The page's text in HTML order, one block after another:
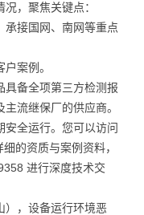
，聚焦关键点：
承接国网、南网等重点
案例。
具备全项第三方检测报
流继保厂的供应商。
安全运行。您可以访问
的资质与案例资料，
进行深度技术交
），设备运行环境恶